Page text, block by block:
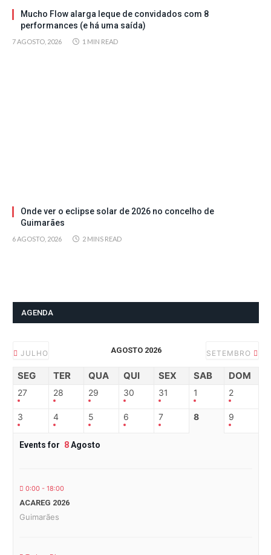
Mucho Flow alarga leque de convidados com 8
performances (e há uma saída)
7 AGOSTO, 2026 1 MIN READ
Onde ver o eclipse solar de 2026 no concelho de
Guimarães
6 AGOSTO, 2026 2 MINS READ
AGENDA
JULHO AGOSTO 2026 SETEMBRO
SEG TER QUA QUI SEX SAB DOM
27 28 29 30 31 1 2
3 4 5 6 7 8 9
Events for 8Agosto
0:00 - 18:00
ACAREG 2026
Guimarães